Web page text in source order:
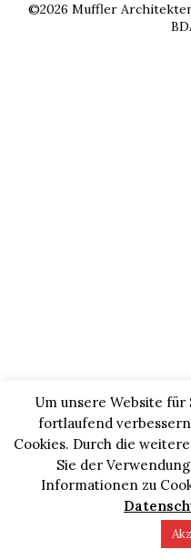
©2026 Muffler
Um unsere Website
fortlaufend
Cookies. Durch die
Sie der
Informationen zu